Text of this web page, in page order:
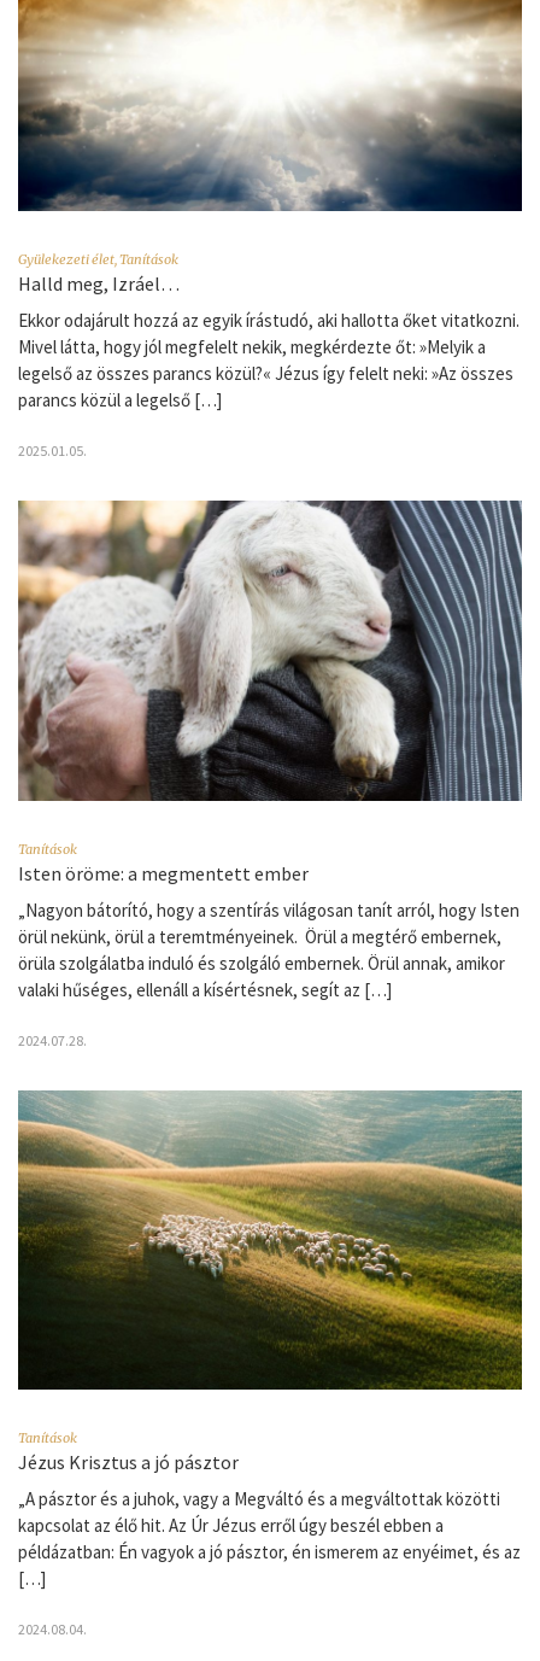
Gyülekezeti élet Tanítások
Halld meg, Izráel…
Ekkor odajárult hozzá az egyik írástudó, aki hallotta őket vitatkozni.
Mivel látta, hogy jól megfelelt nekik, megkérdezte őt: »Melyik a
legelső az összes parancs közül?« Jézus így felelt neki: »Az összes
parancs közül a legelső […]
2025.01.05.
Tanítások
Isten öröme: a megmentett ember
„Nagyon bátorító, hogy a szentírás világosan tanít arról, hogy Isten
örül nekünk, örül a teremtményeinek. Örül a megtérő embernek,
örüla szolgálatba induló és szolgáló embernek. Örül annak, amikor
valaki hűséges, ellenáll a kísértésnek, segít az […]
2024.07.28.
Tanítások
Jézus Krisztus a jó pásztor
„A pásztor és a juhok, vagy a Megváltó és a megváltottak közötti
kapcsolat az élő hit. Az Úr Jézus erről úgy beszél ebben a
példázatban: Én vagyok a jó pásztor, én ismerem az enyéimet, és az
[…]
2024.08.04.